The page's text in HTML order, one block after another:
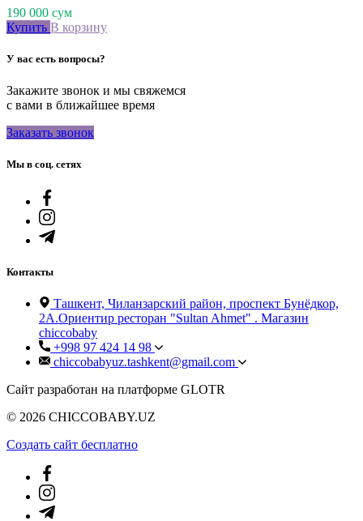
190 000 сум
Купить В корзину
У вас есть вопросы?
Закажите звонок и мы свяжемся
с вами в ближайшее время
Заказать звонок
Мы в соц. сетях
Контакты
Ташкент, Чиланзарский район, проспект Бунёдкор,
2А.Ориентир ресторан "Sultan Ahmet" . Магазин
chiccobaby
+998 97 424 14 98
chiccobabyuz.tashkent@gmail.com
Сайт разработан на платформе GLOTR
© 2026 CHICCOBABY.UZ
Создать cайт бесплатно